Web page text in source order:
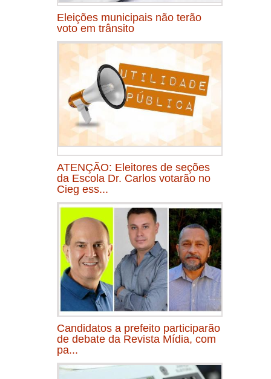
Eleições municipais não terão
voto em trânsito
ATENÇÃO: Eleitores de seções
da Escola Dr. Carlos votarão no
Cieg ess...
Candidatos a prefeito participarão
de debate da Revista Mídia, com
pa...